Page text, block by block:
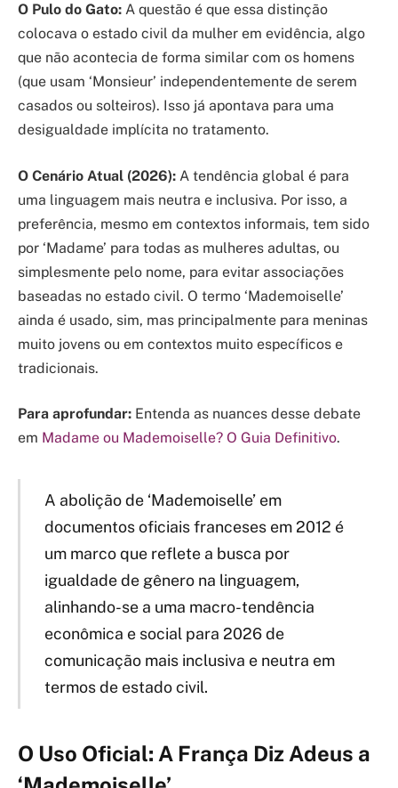
O Pulo do Gato: A questão é que essa distinção
colocava o estado civil da mulher em evidência, algo
que não acontecia de forma similar com os homens
(que usam ‘Monsieur’ independentemente de serem
casados ou solteiros). Isso já apontava para uma
desigualdade implícita no tratamento.
O Cenário Atual (2026): A tendência global é para
uma linguagem mais neutra e inclusiva. Por isso, a
preferência, mesmo em contextos informais, tem sido
por ‘Madame’ para todas as mulheres adultas, ou
simplesmente pelo nome, para evitar associações
baseadas no estado civil. O termo ‘Mademoiselle’
ainda é usado, sim, mas principalmente para meninas
muito jovens ou em contextos muito específicos e
tradicionais.
Para aprofundar: Entenda as nuances desse debate
em Madame ou Mademoiselle? O Guia Definitivo.
A abolição de ‘Mademoiselle’ em
documentos oficiais franceses em 2012 é
um marco que reflete a busca por
igualdade de gênero na linguagem,
alinhando-se a uma macro-tendência
econômica e social para 2026 de
comunicação mais inclusiva e neutra em
termos de estado civil.
O Uso Oficial: A França Diz Adeus a